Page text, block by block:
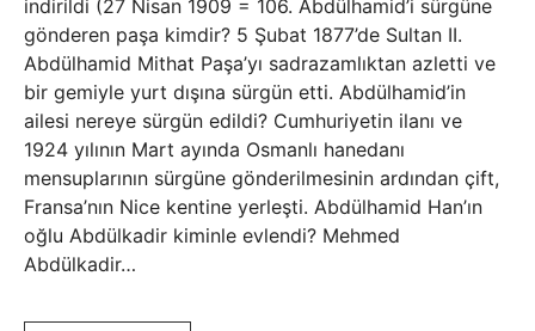
indirildi (27 Nisan 1909 = 106. Abdülhamid’i sürgüne
gönderen paşa kimdir? 5 Şubat 1877’de Sultan II.
Abdülhamid Mithat Paşa’yı sadrazamlıktan azletti ve
bir gemiyle yurt dışına sürgün etti. Abdülhamid’in
ailesi nereye sürgün edildi? Cumhuriyetin ilanı ve
1924 yılının Mart ayında Osmanlı hanedanı
mensuplarının sürgüne gönderilmesinin ardından çift,
Fransa’nın Nice kentine yerleşti. Abdülhamid Han’ın
oğlu Abdülkadir kiminle evlendi? Mehmed
Abdülkadir…